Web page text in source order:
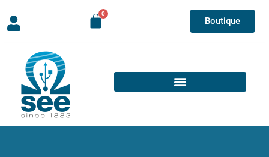
Boutique